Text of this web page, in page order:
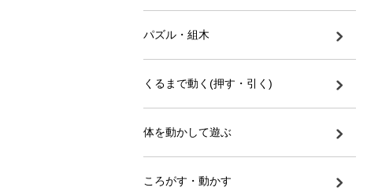
パズル・組木
くるまで動く(押す・引く)
体を動かして遊ぶ
ころがす・動かす